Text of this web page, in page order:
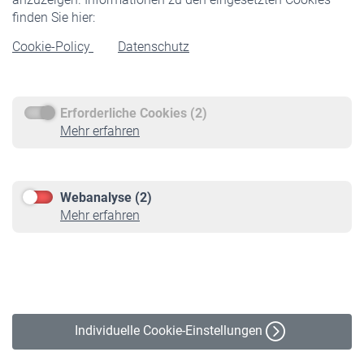
finden Sie hier:
Cookie-Policy
Datenschutz
Erforderliche Cookies (2)
Mehr erfahren
Webanalyse (2)
Mehr erfahren
Individuelle Cookie-Einstellungen
Rentner
Rentenbeginn
Rente beantragen
Service
Informationen
Online-Rechner
VBLnewsletter
Erklärung zur Barrierefreiheit